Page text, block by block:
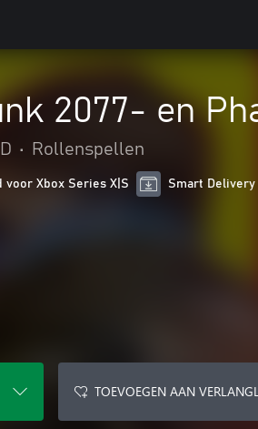
2077- en
• Rollenspellen
voor Xbox Series X|S Smart Delivery
TOEVOEGEN AAN